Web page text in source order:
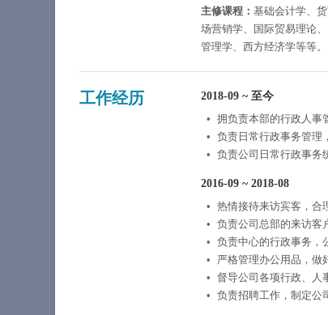
主修课程： 基础会计学、
场营销学、国际贸易理论
管理学、西方经济学等等。
工作经历 2018-09 ~ 至今
拥负责本部的行政人事
负责日常行政事务管理
负责公司日常行政事务
2016-09 ~ 2018-08
热情接待来访宾客，合
负责公司总部的来访客
负责中心的行政事务，
严格管理办公用品，做
督导公司各项行政、人
负责招聘工作，制定公